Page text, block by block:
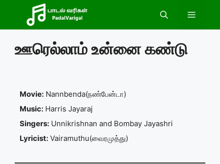
content
Menu
ஊரெல்லாம் உன்னை கண்டு
Movie: Nannbenda(நண்பேன்டா)
Music: Harris Jayaraj
Singers: Unnikrishnan and Bombay Jayashri
Lyricist: Vairamuthu(வைரமுத்து)